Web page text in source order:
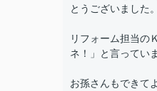
とうございました。
リフォーム担当の
ネ！」と言ってい
お孫さんもできて